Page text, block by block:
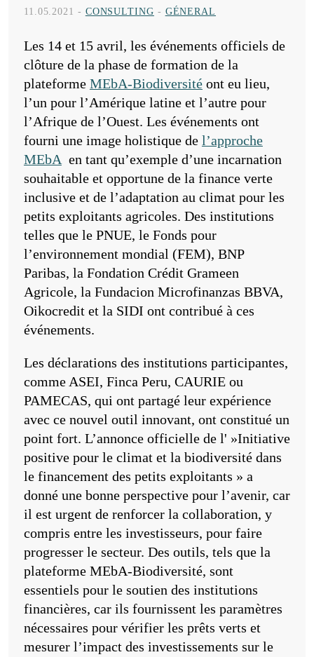
11.05.2021 - CONSULTING - GÉNERAL
Les 14 et 15 avril, les événements officiels de
clôture de la phase de formation de la
plateforme MEbA-Biodiversitéont eu lieu,
l’un pour l’Amérique latine et l’autre pour
l’Afrique de l’Ouest. Les événements ont
fourni une image holistique de l’approche
MEbA en tant qu’exemple d’une incarnation
souhaitable et opportune de la finance verte
inclusive et de l’adaptation au climat pour les
petits exploitants agricoles. Des institutions
telles que le PNUE, le Fonds pour
l’environnement mondial (FEM), BNP
Paribas, la Fondation Crédit Grameen
Agricole, la Fundacion Microfinanzas BBVA,
Oikocredit et la SIDI ont contribué à ces
événements.
Les déclarations des institutions participantes,
comme ASEI, Finca Peru, CAURIE ou
PAMECAS, qui ont partagé leur expérience
avec ce nouvel outil innovant, ont constitué un
point fort. L’annonce officielle de l' »Initiative
positive pour le climat et la biodiversité dans
le financement des petits exploitants » a
donné une bonne perspective pour l’avenir, car
il est urgent de renforcer la collaboration, y
compris entre les investisseurs, pour faire
progresser le secteur. Des outils, tels que la
plateforme MEbA-Biodiversité, sont
essentiels pour le soutien des institutions
financières, car ils fournissent les paramètres
nécessaires pour vérifier les prêts verts et
mesurer l’impact des investissements sur le